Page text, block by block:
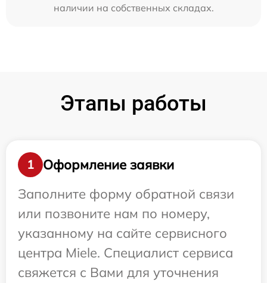
наличии на собственных складах.
Этапы работы
1
Оформление заявки
Заполните форму обратной связи
или позвоните нам по номеру,
указанному на сайте сервисного
центра Miele. Специалист сервиса
свяжется с Вами для уточнения